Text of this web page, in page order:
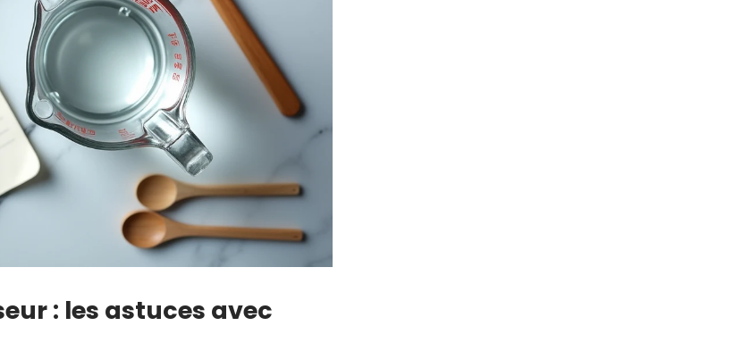
: les astuces avec